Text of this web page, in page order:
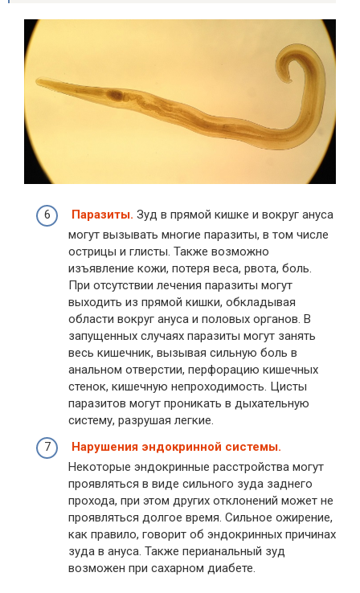
Паразиты. Зуд в прямой кишке и вокруг ануса
могут вызывать многие паразиты, в том числе
острицы и глисты. Также возможно
изъявление кожи, потеря веса, рвота, боль.
При отсутствии лечения паразиты могут
выходить из прямой кишки, обкладывая
области вокруг ануса и половых органов. В
запущенных случаях паразиты могут занять
весь кишечник, вызывая сильную боль в
анальном отверстии, перфорацию кишечных
стенок, кишечную непроходимость. Цисты
паразитов могут проникать в дыхательную
систему, разрушая легкие.
Нарушения эндокринной системы.
Некоторые эндокринные расстройства могут
проявляться в виде сильного зуда заднего
прохода, при этом других отклонений может не
проявляться долгое время. Сильное ожирение,
как правило, говорит об эндокринных причинах
зуда в ануса. Также перианальный зуд
возможен при сахарном диабете.